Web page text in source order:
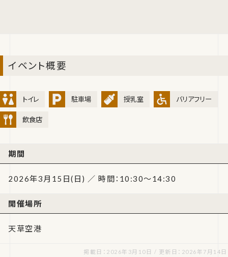
イベント概要
トイレ 駐車場 授乳室 バリアフリー
飲食店
期間
2026年3月15日(日) ／ 時間：10:30～14:30
開催場所
天草空港
掲載日：2026年3月10日 / 更新日：2026年7月14日